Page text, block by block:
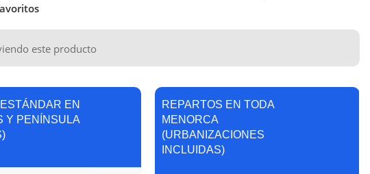
este producto
EN
Y PENÍNSULA
REPARTOS EN TODA
MENORCA
(URBANIZACIONES
INCLUIDAS)